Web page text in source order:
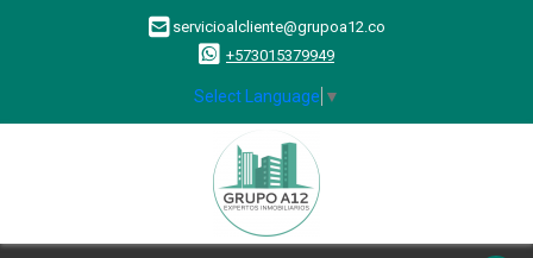
servicioalcliente@grupoa12.co
+573015379949
Select Language ▼